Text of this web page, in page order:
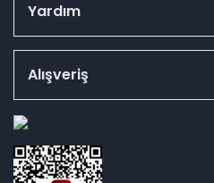
Yardım
Alışveriş